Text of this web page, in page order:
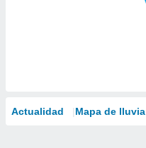
Actualidad Mapa de lluvia